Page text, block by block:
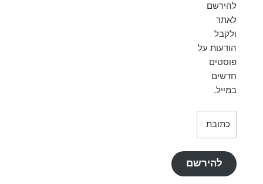
להירשם
לאתר
ולקבל
הודעות על
פוסטים
חדשים
במייל.
להירשם